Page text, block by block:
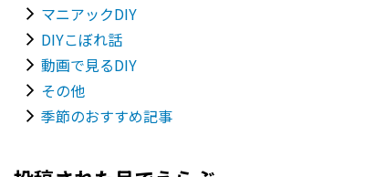
マニアックDIY
DIYこぼれ話
動画で見るDIY
その他
季節のおすすめ記事